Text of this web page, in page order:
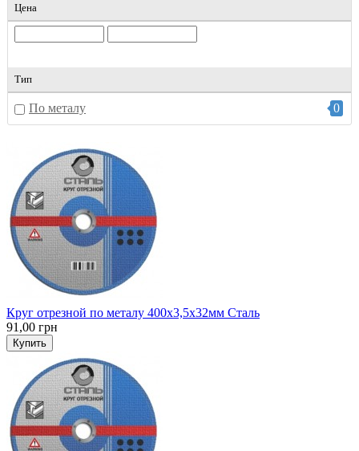
Цена
Тип
По металу 0
Круг отрезной по металу 400x3,5x32мм Сталь
91,00 грн
Купить